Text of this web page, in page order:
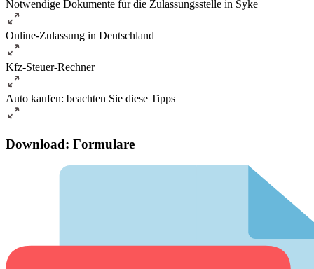
Notwendige Dokumente für die Zulassungsstelle in Syke
Online-Zulassung in Deutschland
Kfz-Steuer-Rechner
Auto kaufen: beachten Sie diese Tipps
Download: Formulare